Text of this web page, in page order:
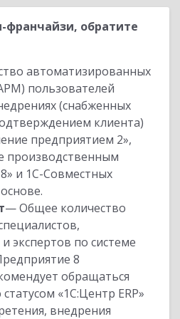
обратите
автоматизированных
пользователей
(снабженных
клиента)
предприятием 2»,
производственным
и 1С-Совместных
— Общее количество
экспертов по системе
8
обращаться
«1С:Центр ERP»
внедрения